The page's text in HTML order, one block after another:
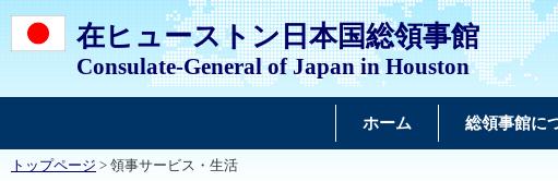
在ヒューストン日本国総領事館
Consulate-General of Japan in Houston
ホーム 総領事館に
トップページ > 領事サービス・生活